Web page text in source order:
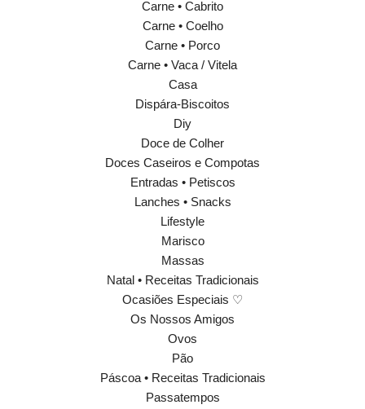
Carne • Cabrito
Carne • Coelho
Carne • Porco
Carne • Vaca / Vitela
Casa
Dispára-Biscoitos
Diy
Doce de Colher
Doces Caseiros e Compotas
Entradas • Petiscos
Lanches • Snacks
Lifestyle
Marisco
Massas
Natal • Receitas Tradicionais
Ocasiões Especiais ♡
Os Nossos Amigos
Ovos
Pão
Páscoa • Receitas Tradicionais
Passatempos